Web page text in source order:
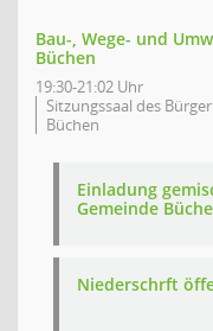
Bau-, Wege- und
Büchen
19:30-21:02 Uhr
Sitzungssaal des
Büchen
Einladung
Gemeinde
Niederschrft